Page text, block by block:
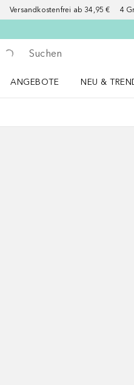
Versandkostenfrei ab 34,95 € 4
Gehe zurück
Suche ausführen
ANGEBOTE
NEU &